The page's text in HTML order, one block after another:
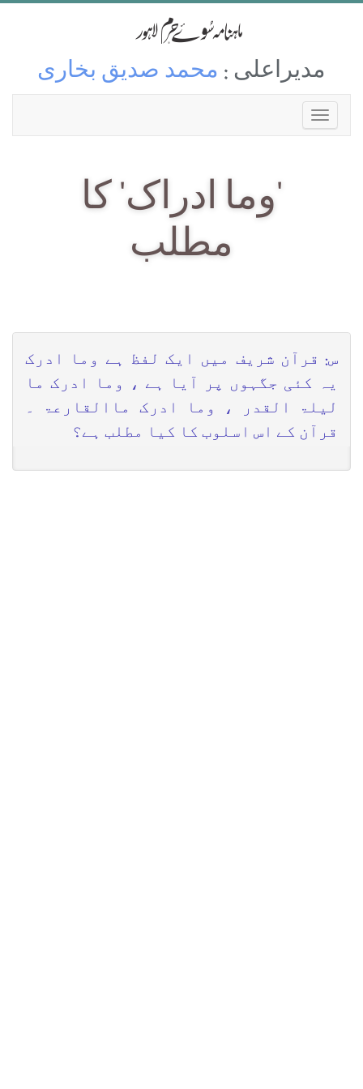
مدیراعلی : محمد صدیق بخاری
'وما ادراک' کا
مطلب
س: قرآن شریف میں ایک لفظ ہے وما ادرک
یہ کئی جگہوں پر آیا ہے ، وما ادرک ما
لیلۃ القدر ، وما ادرک ماالقارعۃ ۔
قرآن کے اس اسلوب کا کیا مطلب ہے؟